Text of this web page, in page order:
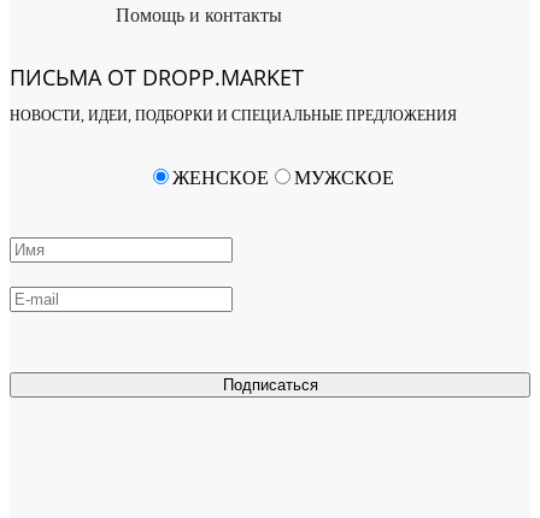
Помощь и контакты
ПИСЬМА ОТ DROPP.MARKET
НОВОСТИ, ИДЕИ, ПОДБОРКИ И СПЕЦИАЛЬНЫЕ ПРЕДЛОЖЕНИЯ
Подписаться
ЖЕНСКОЕ МУЖСКОЕ